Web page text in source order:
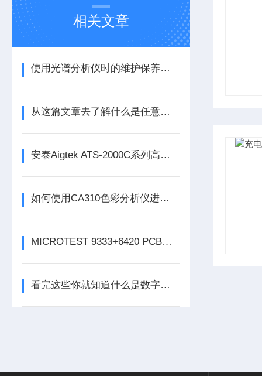
相关文章
使用光谱分析仪时的维护保养工作同样不能落下
从这篇文章去了解什么是任意波函数发生器
安泰Aigtek ATS-2000C系列高精度基准电流源
如何使用CA310色彩分析仪进行颜色测量
MICROTEST 9333+6420 PCB线圈微短路测试仪
看完这些你就知道什么是数字示波器了